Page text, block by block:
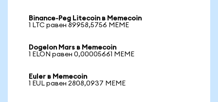
Binance-Peg Litecoin в Memecoin
1 LTC равен 89958,5756 MEME
Dogelon Mars в Memecoin
1 ELON равен 0,00005661 MEME
Euler в Memecoin
1 EUL равен 2808,0937 MEME